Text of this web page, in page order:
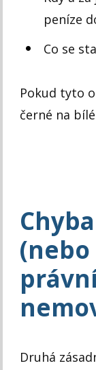
peníze
Co se
Pokud tyto
černé na
Druhá